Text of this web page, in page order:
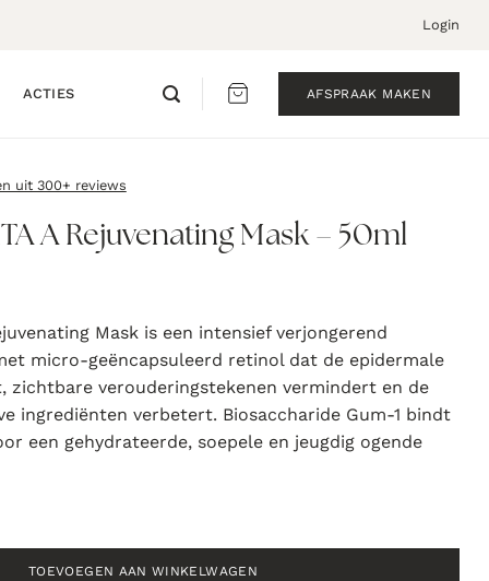
Login
ACTIES AFSPRAAK MAKEN
uit 300+ reviews
A Rejuvenating Mask – 50ml
Mask is een intensief verjongerend
micro-geëncapsuleerd retinol dat de epidermale
zichtbare verouderingstekenen vermindert en de
ingrediënten verbetert. Biosaccharide Gum-1 bindt
een gehydrateerde, soepele en jeugdig ogende
TOEVOEGEN AAN WINKELWAGEN